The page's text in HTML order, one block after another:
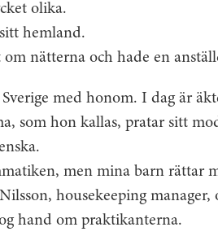
olika.
hemland.
nätterna och hade en
med honom. I dag är
som hon kallas, pratar sitt
men mina barn rättar
housekeeping manager,
hand om praktikanterna.